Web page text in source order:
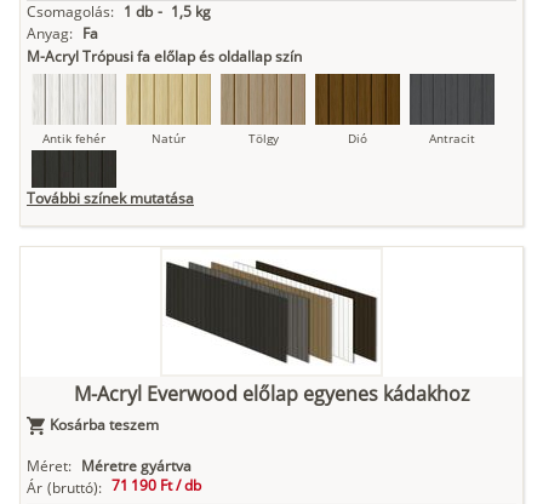
Csomagolás: 1 db - 1,5 kg
Anyag: Fa
M-Acryl Trópusi fa előlap és oldallap szín
Antik fehér Natúr Tölgy Dió Antracit
További színek mutatása
M-Acryl Everwood előlap egyenes kádakhoz
Kosárba teszem
Méret: Méretre gyártva
Ár (bruttó): 71 190 Ft /db